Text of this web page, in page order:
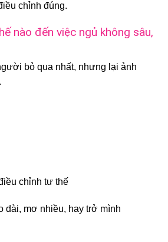
chỉnh đúng.
nào đến việc ngủ không sâu,
bỏ qua nhất, nhưng lại ảnh
chỉnh tư thế
dài, mơ nhiều, hay trở mình